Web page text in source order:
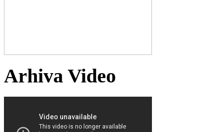
Arhiva Video